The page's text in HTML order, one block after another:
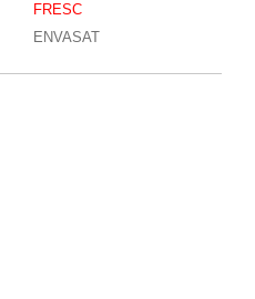
FRESC
ENVASAT